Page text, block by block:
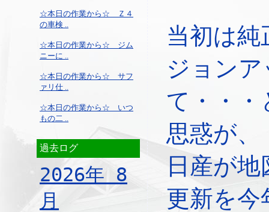
☆本日の作業から☆ Ｚ４
の車検 ..
☆本日の作業から☆ ジム
ニーに ..
☆本日の作業から☆ サフ
ァリ仕 ..
☆本日の作業から☆ いつ
もの二 ..
過去ログ
2026年 8
月
当初は
ジョン
て・・・
思惑が、
日産が
更新を今